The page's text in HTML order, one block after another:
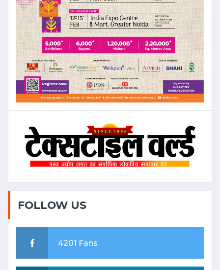
FOLLOW US
4201 Fans
सेक्टर को मिल सकती है प्रोत्साहनों की
सौगात
Date: 2025-01-23 06:42:42 |
Category: Textile
TEXTILE
TRANSFORMATION: INDIA'S
STRATEGIC WEAVE INTO
THE FUTURE
Date: 2025-01-23 06:16:57 |
Category: Textile
वैवाहिक सीजन की मांग से अच्छी ग्राहकी
की उम्मीदें
Date: 2024-11-22 08:11:01 |
Category: Textile
“Raymond : A Century of